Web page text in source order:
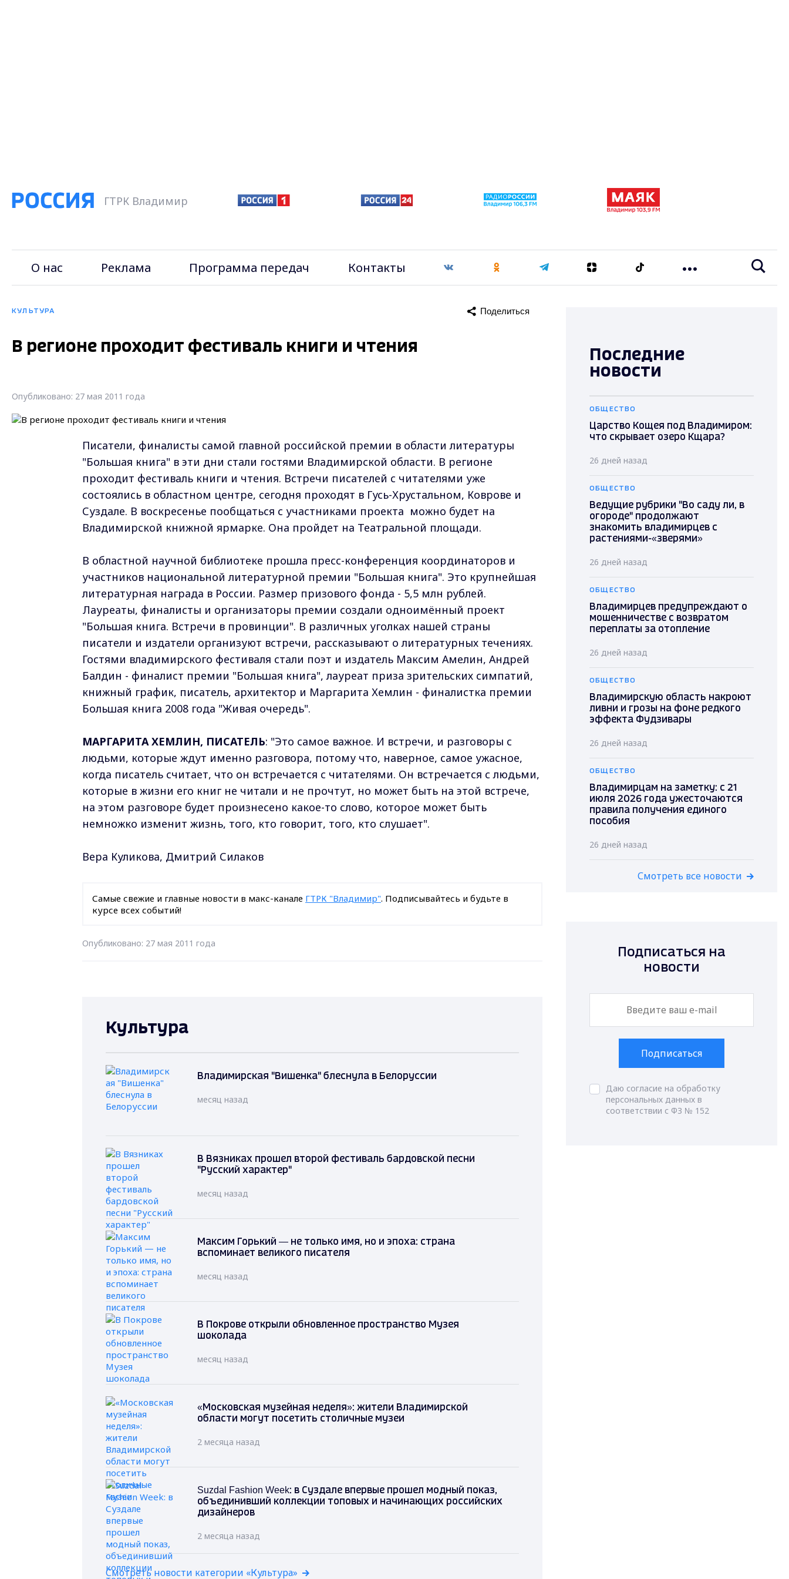
ГТРК Владимир
О нас Реклама Программа передач Контакты
КУЛЬТУРА Поделиться
В регионе проходит фестиваль книги и чтения
Опубликовано: 27 мая 2011 года
Писатели, финалисты самой главной российской премии в области литературы
"Большая книга" в эти дни стали гостями Владимирской области. В регионе
проходит фестиваль книги и чтения. Встречи писателей с читателями уже
состоялись в областном центре, сегодня проходят в Гусь-Хрустальном, Коврове и
Суздале. В воскресенье пообщаться с участниками проекта можно будет на
Владимирской книжной ярмарке. Она пройдет на Театральной площади.
В областной научной библиотеке прошла пресс-конференция координаторов и
участников национальной литературной премии "Большая книга". Это крупнейшая
литературная награда в России. Размер призового фонда - 5,5 млн рублей.
Лауреаты, финалисты и организаторы премии создали одноимённый проект
"Большая книга. Встречи в провинции". В различных уголках нашей страны
писатели и издатели организуют встречи, рассказывают о литературных течениях.
Гостями владимирского фестиваля стали поэт и издатель Максим Амелин, Андрей
Балдин - финалист премии "Большая книга", лауреат приза зрительских симпатий,
книжный график, писатель, архитектор и Маргарита Хемлин - финалистка премии
Большая книга 2008 года "Живая очередь".
МАРГАРИТА ХЕМЛИН, ПИСАТЕЛЬ: "Это самое важное. И встречи, и разговоры с
людьми, которые ждут именно разговора, потому что, наверное, самое ужасное,
когда писатель считает, что он встречается с читателями. Он встречается с людьми,
которые в жизни его книг не читали и не прочтут, но может быть на этой встрече,
на этом разговоре будет произнесено какое-то слово, которое может быть
немножко изменит жизнь, того, кто говорит, того, кто слушает".
Вера Куликова, Дмитрий Силаков
Самые свежие и главные новости в макс-канале ГТРК "Владимир". Подписывайтесь и будьте в
курсе всех событий!
Опубликовано: 27 мая 2011 года
Культура
Владимирская "Вишенка" блеснула в Белоруссии
месяц назад
В Вязниках прошел второй фестиваль бардовской песни
"Русский характер"
месяц назад
Максим Горький — не только имя, но и эпоха: страна
вспоминает великого писателя
месяц назад
В Покрове открыли обновленное пространство Музея
шоколада
месяц назад
«Московская музейная неделя»: жители Владимирской
области могут посетить столичные музеи
2 месяца назад
Suzdal Fashion Week: в Суздале впервые прошел модный показ,
объединивший коллекции топовых и начинающих российских
дизайнеров
2 месяца назад
Смотреть новости категории «Культура»
Последние
новости
ОБЩЕСТВО
Царство Кощея под Владимиром:
что скрывает озеро Кщара?
26 дней назад
ОБЩЕСТВО
Ведущие рубрики "Во саду ли, в
огороде" продолжают
знакомить владимирцев с
растениями-«зверями»
26 дней назад
ОБЩЕСТВО
Владимирцев предупреждают о
мошенничестве с возвратом
переплаты за отопление
26 дней назад
ОБЩЕСТВО
Владимирскую область накроют
ливни и грозы на фоне редкого
эффекта Фудзивары
26 дней назад
ОБЩЕСТВО
Владимирцам на заметку: с 21
июля 2026 года ужесточаются
правила получения единого
пособия
26 дней назад
Смотреть все новости
Подписаться на
новости
Подписаться
Даю согласие на обработку
персональных данных в
соответствии с ФЗ № 152